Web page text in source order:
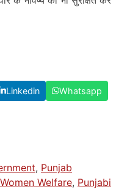
Linkedin
Whatsapp
, Punjab
Welfare, Punjabi